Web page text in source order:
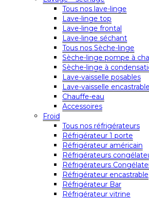
Tous nos lave-linge
Lave-linge top
Lave-linge frontal
Lave-linge séchant
Tous nos Sèche-linge
Sèche-linge pompe à
Sèche-linge à
Lave-vaisselle posables
Lave-vaisselle
Chauffe-eau
Accessoires
Froid
Tous nos réfrigérateurs
Réfrigérateur 1 porte
Réfrigérateur américain
Réfrigérateurs
Réfrigérateurs
Réfrigérateur encastrable
Réfrigérateur Bar
Réfrigérateur vitrine